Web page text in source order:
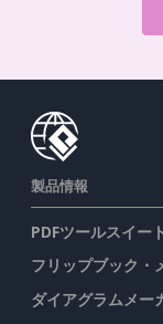
製品情報
PDFツールスイート
フリップブック・
ダイアグラムメー